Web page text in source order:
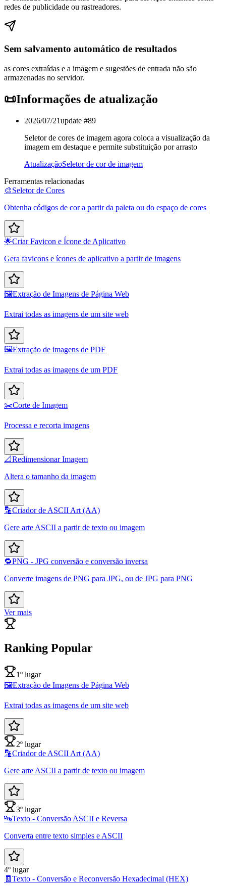
redes de publicidade ou rastreadores.
Sem salvamento automático de resultados
as cores extraídas e a imagem e sugestões de entrada não são
armazenadas no servidor.
📜Informações de atualização
2026/07/21update #89
Seletor de cores de imagem agora coloca a visualização da
imagem em destaque e permite substituição por arrasto
AtualizaçãoSeletor de cor de imagem
Ferramentas relacionadas
🎨Seletor de Cores
Obtenha códigos de cor a partir da paleta ou do espaço de cores
🌟Criar Favicon e Ícone de Aplicativo
Gera favicons e ícones de aplicativo a partir de imagens
🖼️Extração de Imagens de Página Web
Extrai todas as imagens de um site web
🖼️Extração de imagens de PDF
Extrai todas as imagens de um PDF
✂️Corte de Imagem
Processa e recorta imagens
📐Redimensionar Imagem
Altera o tamanho da imagem
🔡Criador de ASCII Art (AA)
Gere arte ASCII a partir de texto ou imagem
🔁PNG - JPG conversão e conversão inversa
Converte imagens de PNG para JPG, ou de JPG para PNG
Ver mais
Ranking Popular
1º lugar
🖼️Extração de Imagens de Página Web
Extrai todas as imagens de um site web
2º lugar
🔡Criador de ASCII Art (AA)
Gere arte ASCII a partir de texto ou imagem
3º lugar
🔤Texto - Conversão ASCII e Reversa
Converta entre texto simples e ASCII
4º lugar
🧾 Texto - Conversão e Reconversão Hexadecimal (HEX)